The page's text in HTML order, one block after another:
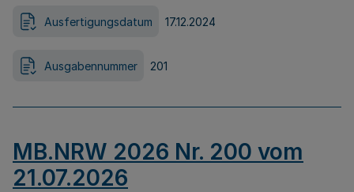
Ausfertigungsdatum 17.12.2024
Ausgabennummer 201
MB.NRW 2026 Nr. 200 vom
21.07.2026